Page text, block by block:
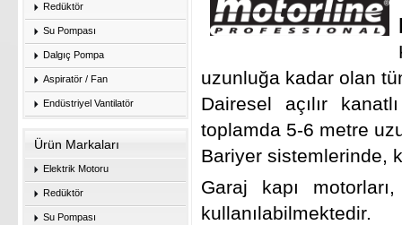
Redüktör
Su Pompası
Dalgıç Pompa
Aspiratör / Fan
Endüstriyel Vantilatör
Ürün Markaları
Elektrik Motoru
Redüktör
Su Pompası
uzunluğa kadar olan
Dairesel açılır
toplamda 5-6 metre
Bariyer sistemlerinde,
Garaj kapı
kullanılabilmektedir.